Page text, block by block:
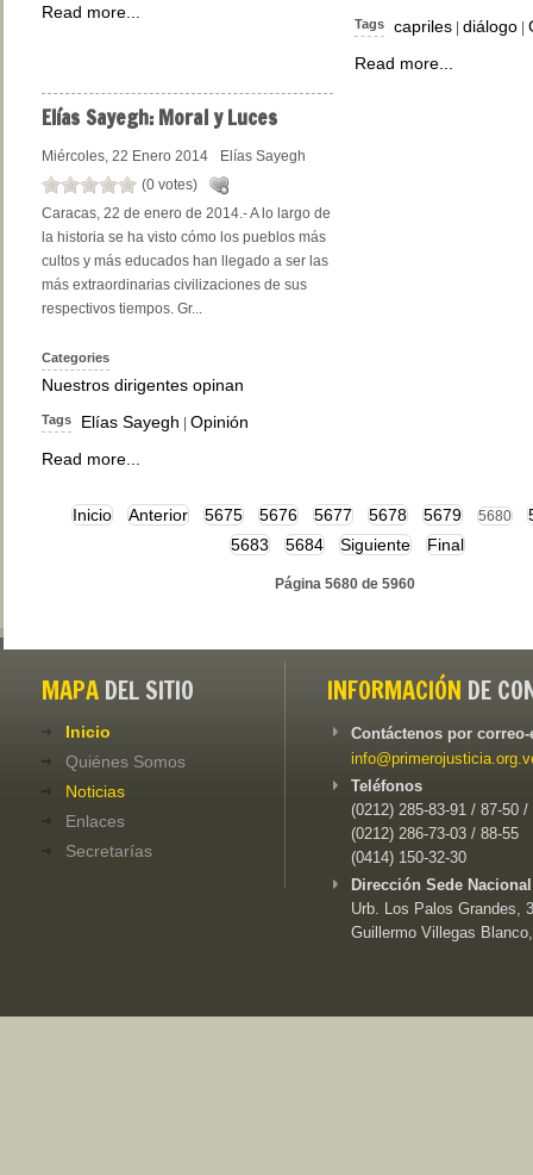
Read more...
Tags capriles |diálogo |
Read more...
Elías Sayegh: Moral y Luces
Miércoles, 22 Enero 2014
Elías Sayegh
(0 votes)
Caracas, 22 de enero de 2014.- A lo largo de
la historia se ha visto cómo los pueblos más
cultos y más educados han llegado a ser las
más extraordinarias civilizaciones de sus
respectivos tiempos. Gr...
Categories
Nuestros dirigentes opinan
Tags Elías Sayegh
Opinión
Read more...
Inicio Anterior 5675 5676 5677 5678 5679 5680
5683
5684 Siguiente Final
Página 5680 de 5960
MAPA DEL SITIO
Inicio
Quiénes Somos
Noticias
Enlaces
Secretarías
INFORMACIÓN DE
Contáctenos por
Teléfonos
(0212) 285-83-91 / 87-50 /
(0212) 286-73-03 / 88-55
(0414) 150-32-30
Dirección Sede
Urb. Los Palos Grandes,
Guillermo Villegas